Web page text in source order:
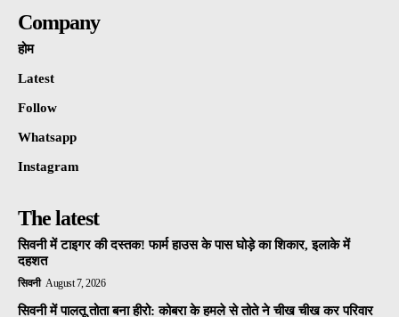
Company
होम
Latest
Follow
Whatsapp
Instagram
The latest
सिवनी में टाइगर की दस्तक! फार्म हाउस के पास घोड़े का शिकार, इलाके में
दहशत
सिवनी August 7, 2026
सिवनी में पालतू तोता बना हीरो: कोबरा के हमले से तोते ने चीख चीख कर परिवार